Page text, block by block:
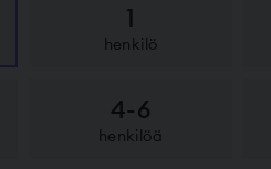
1
henkilö
4-6
henkilöä